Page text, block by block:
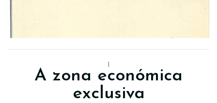
|
A zona económica
exclusiva